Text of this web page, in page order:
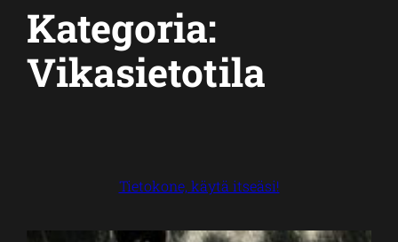
Kategoria:
Vikasietotila
Tietokone, käytä itseäsi!